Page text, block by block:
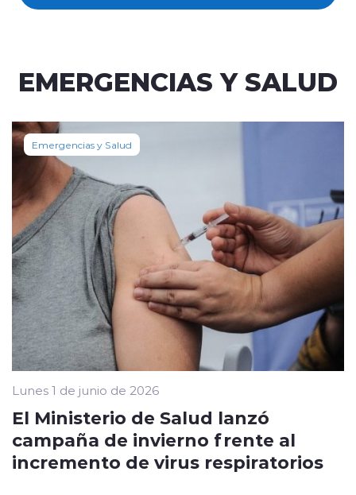
EMERGENCIAS Y SALUD
Emergencias y Salud
Lunes 1 de junio de 2026
El Ministerio de Salud lanzó
campaña de invierno frente al
incremento de virus respiratorios